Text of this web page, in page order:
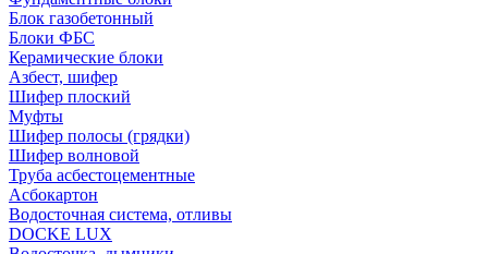
Блок газобетонный
Блоки ФБС
Керамические блоки
Азбест, шифер
Шифер плоский
Муфты
Шифер полосы (грядки)
Шифер волновой
Труба асбестоцементные
Асбокартон
Водосточная система, отливы
DOCKE LUX